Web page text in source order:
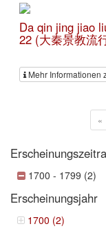
Da qin jing jiao
22 (大秦景教流
Mehr Informationen
«
1700 - 1799 (2)
Erscheinungsjahr
1700 (2)